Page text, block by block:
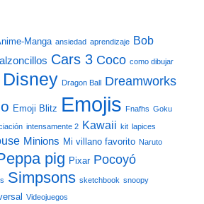
Manga ansiedad aprendizaje Bob
Cars 3 Coco como dibujar
Disney Dragon Ball Dreamworks
Emoji Blitz Emojis Fnafhs Goku
intensamente 2 Kawaii kit lapices
Minions Mi villano favorito Naruto
pig Pixar Pocoyó
Simpsons sketchbook snoopy
Videojuegos